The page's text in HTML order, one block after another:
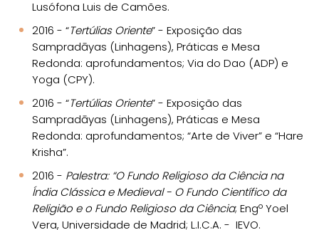
Lusófona Luis de Camões.
2016 - “Tertúlias Oriente” - Exposição das
Sampradāyas (Linhagens), Práticas e Mesa
Redonda: aprofundamentos; Via do Dao (ADP) e
Yoga (CPY).
2016 - “Tertúlias Oriente” - Exposição das
Sampradāyas (Linhagens), Práticas e Mesa
Redonda: aprofundamentos; “Arte de Viver” e “Hare
Krisha”.
2016 - Palestra: “O Fundo Religioso da Ciência na
Índia Clássica e Medieval - O Fundo Científico da
Religião e o Fundo Religioso da Ciência; Engº Yoel
Vera, Universidade de Madrid; L.I.C.A. - IEVO.